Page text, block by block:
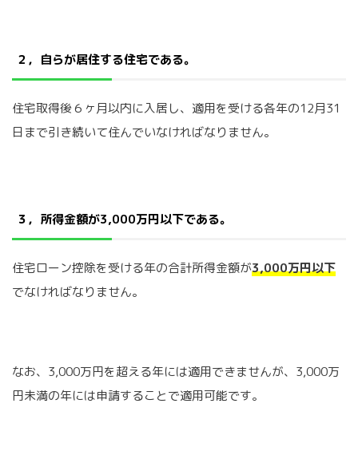
２，自らが居住する住宅である。
住宅取得後６ヶ月以内に入居し、適用を受ける各年の12月31
日まで引き続いて住んでいなければなりません。
３，所得金額が3,000万円以下である。
住宅ローン控除を受ける年の合計所得金額が3,000万円以下
でなければなりません。
なお、3,000万円を超える年には適用できませんが、3,000万
円未満の年には申請することで適用可能です。